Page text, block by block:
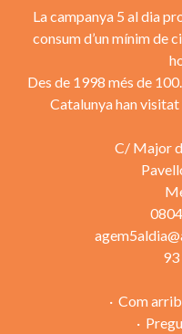
La campanya 5 al dia
consum d’un mínim de
Des de 1998 més de
Catalunya han
C/ Major
Com